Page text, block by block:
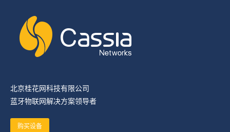
北京桂花网科技有限公司
蓝牙物联网解决方案领导者
购买设备